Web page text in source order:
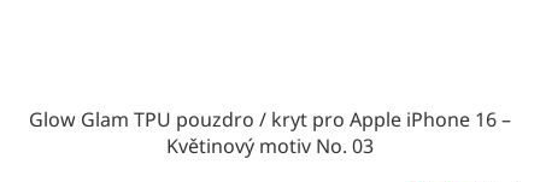
Glow Glam TPU pouzdro / kryt pro Apple iPhone 16 –
Květinový motiv No. 03